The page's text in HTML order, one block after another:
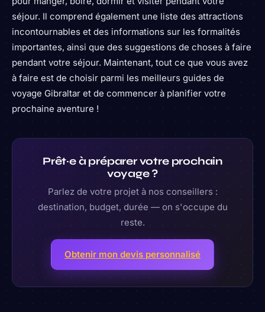
séjour. Il comprend également une liste des attractions
incontournables et des informations sur les formalités
importantes, ainsi que des suggestions de choses à faire
pendant votre séjour. Maintenant, tout ce que vous avez
à faire est de choisir parmi les meilleurs guides de
voyage Gibraltar et de commencer à planifier votre
prochaine aventure !
Prêt·e à préparer votre prochain
voyage ?
Parlez de votre projet à nos conseillers :
destination, budget, durée — on s'occupe du
reste.
Obtenir mon devis personnalisé